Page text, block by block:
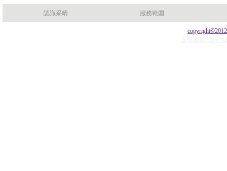
認識采晴 服務範圍